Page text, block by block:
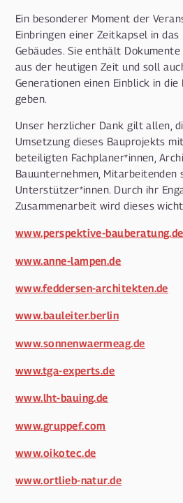
Ein besonderer Moment der
Einbringen einer Zeitkapsel in
Gebäudes. Sie enthält
aus der heutigen Zeit und soll
Generationen einen Einblick in
geben.
Unser herzlicher Dank gilt allen,
Umsetzung dieses Bauprojekts
beteiligten Fachplaner*innen,
Bauunternehmen,
Unterstützer*innen. Durch ihr
Zusammenarbeit wird dieses
www.perspektive-bauberatung.de
www.anne-lampen.de
www.feddersen-architekten.de
www.bauleiter.berlin
www.sonnenwaermeag.de
www.tga-experts.de
www.lht-bauing.de
www.gruppef.com
www.oikotec.de
www.ortlieb-natur.de